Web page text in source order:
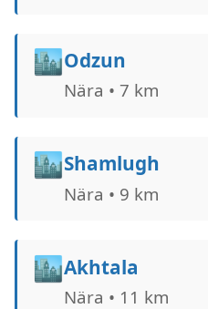
🏙️Odzun
Nära • 7 km
🏙️Shamlugh
Nära • 9 km
🏙️Akhtala
Nära • 11 km